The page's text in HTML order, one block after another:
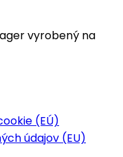
vyrobený na
(EÚ)
údajov (EU)